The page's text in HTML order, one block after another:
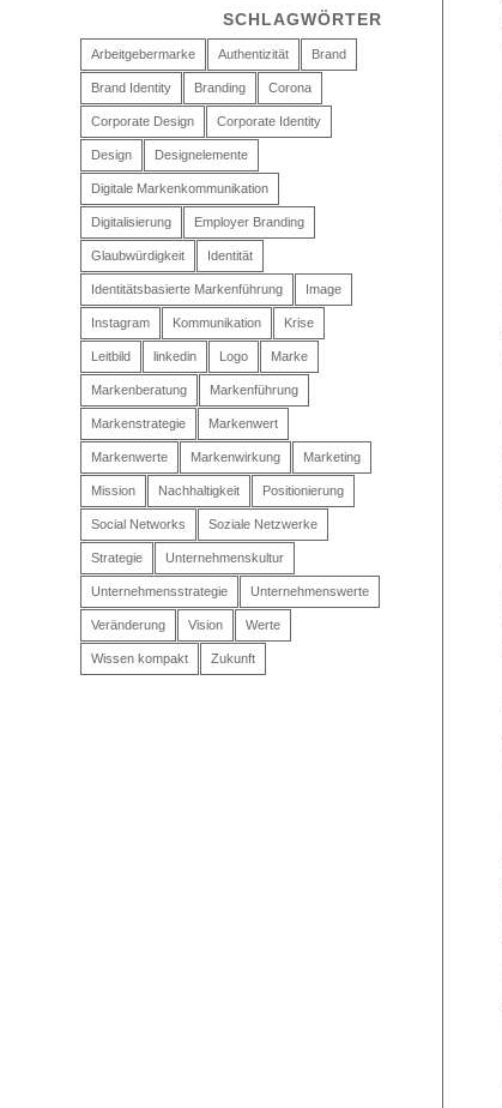
SCHLAGWÖRTER
Arbeitgebermarke Authentizität Brand
Brand Identity Branding Corona
Corporate Design Corporate Identity
Design Designelemente
Digitale Markenkommunikation
Digitalisierung Employer Branding
Glaubwürdigkeit Identität
Identitätsbasierte Markenführung Image
Instagram Kommunikation Krise
Leitbild linkedin Logo Marke
Markenberatung Markenführung
Markenstrategie Markenwert
Markenwerte Markenwirkung Marketing
Mission Nachhaltigkeit Positionierung
Social Networks Soziale Netzwerke
Strategie Unternehmenskultur
Unternehmensstrategie Unternehmenswerte
Veränderung Vision Werte
Wissen kompakt Zukunft